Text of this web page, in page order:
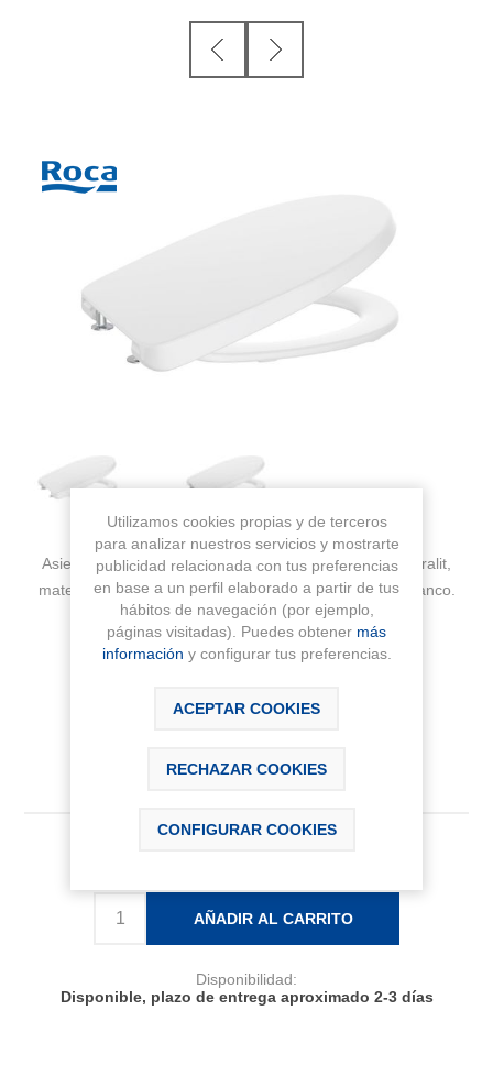
Asiento y tapa de inodoro modelo VICTORIA-N de supralit,
material antibacteriano, con bisagra acetálica. Color blanco.
Fabricante: ROCA
AÑADIR AL CARRITO
Disponibilidad:
Disponible, plazo de entrega aproximado 2-3 días
Utilizamos cookies propias y de terceros
para analizar nuestros servicios y mostrarte
publicidad relacionada con tus preferencias
en base a un perfil elaborado a partir de tus
hábitos de navegación (por ejemplo,
páginas visitadas). Puedes obtener más
información y configurar tus preferencias.
ACEPTAR COOKIES
RECHAZAR COOKIES
CONFIGURAR COOKIES